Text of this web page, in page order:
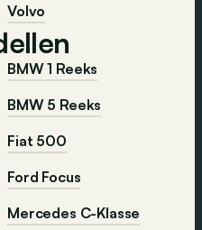
Volvo
BMW 1 Reeks
BMW 5 Reeks
Fiat 500
Ford Focus
Mercedes C-Klasse